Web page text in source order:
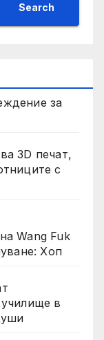
Search
за
3D печат,
с
Wang Fuk
Хоп
в